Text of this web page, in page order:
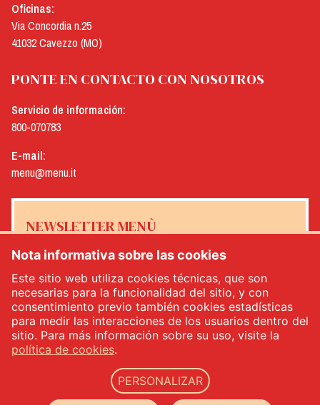
Oficinas:
Via Concordia n.25
41032 Cavezzo (MO)
PONTE EN CONTACTO CON NOSOTROS
Servicio de información:
800-070783
E-mail:
menu@menu.it
NEWSLETTER MENÙ
Sí, me gustaría recibir el boletín de noticias de Menù*
INSCRÍBETE
Nota informativa sobre las cookies
Este sitio web utiliza cookies técnicas, que son
necesarias para la funcionalidad del sitio, y con
consentimiento previo también cookies estadísticas
para medir las interacciones de los usuarios dentro del
sitio. Para más información sobre su uso, visite la
política de cookies.
PERSONALIZAR